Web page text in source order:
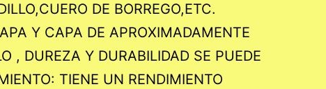
DE BORREGO,ETC.
Y CAPA DE APROXIMADAMENTE
, DUREZA Y DURABILIDAD SE PUEDE
TIENE UN RENDIMIENTO